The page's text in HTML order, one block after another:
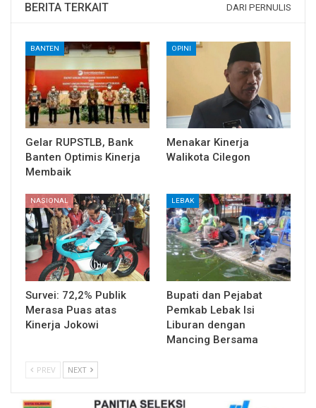
BERITA TERKAIT DARI PERNULIS
BANTEN
Gelar RUPSTLB, Bank
Banten Optimis Kinerja
Membaik
OPINI
Menakar Kinerja
Walikota Cilegon
NASIONAL
Survei: 72,2% Publik
Merasa Puas atas
Kinerja Jokowi
LEBAK
Bupati dan Pejabat
Pemkab Lebak Isi
Liburan dengan
Mancing Bersama
PREV NEXT